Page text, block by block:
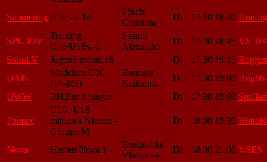
Simmering U10 - U14
Pöschl
Christina
Di 17:10 18:40
SPU Fav
Training
U16/U18w-2
Susnik
Alexander
Di 17:30 18:45 VS Tes
Sokol V
Jugend männlich Di 17:30 19:15
UAB
Mädchen U16
(14-16J)
Kremser
Katharina
Di 17:30 19:00 Brig66
UWW
2012 und jünger Di 17:30 19:00 Spallart
Phönix
U16 | U18
mittleres Niveau -
Gruppe M
Di 18:00 19:30
Nova Herren Nova 1
Kostiushko
Vladyslav
Di 18:00 21:00 VSES